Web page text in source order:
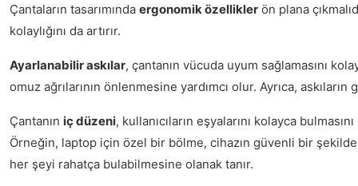
Çantaların tasarımında ergonomik özellikler ön plana
kolaylığını da artırır.
Ayarlanabilir askılar, çantanın vücuda uyum sağlamasını
omuz ağrılarının önlenmesine yardımcı olur. Ayrıca,
Çantanın iç düzeni, kullanıcıların eşyalarını kolayca
Örneğin, laptop için özel bir bölme, cihazın güvenli bir
her şeyi rahatça bulabilmesine olanak tanır.